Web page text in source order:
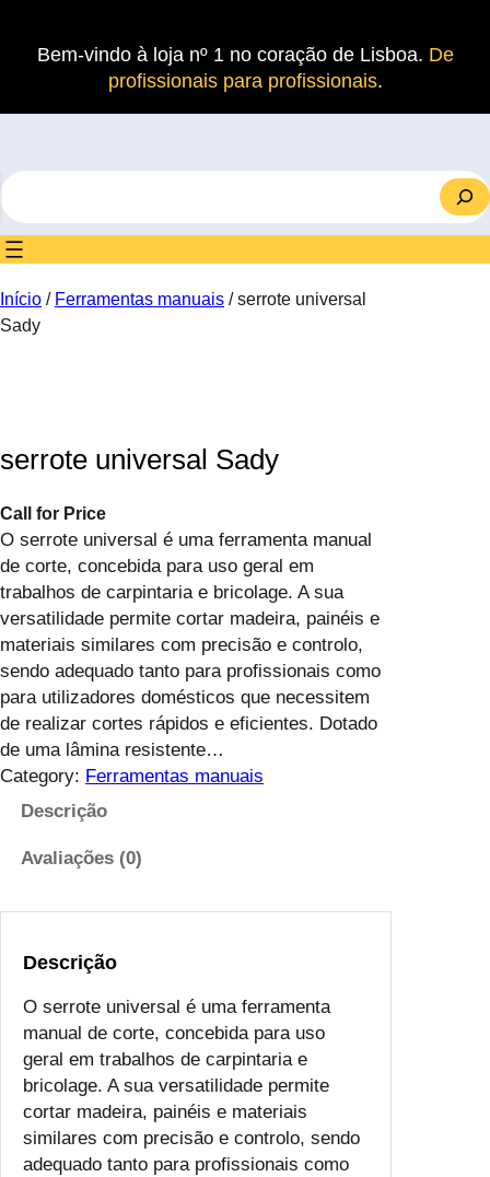
Bem-vindo à loja nº 1 no coração de Lisboa. De
profissionais para profissionais.
S
e
a
r
h
Início / Ferramentas manuais / serrote universal
Sady
serrote universal Sady
Call for Price
O serrote universal é uma ferramenta manual
de corte, concebida para uso geral em
trabalhos de carpintaria e bricolage. A sua
versatilidade permite cortar madeira, painéis e
materiais similares com precisão e controlo,
sendo adequado tanto para profissionais como
para utilizadores domésticos que necessitem
de realizar cortes rápidos e eficientes. Dotado
de uma lâmina resistente…
Category: Ferramentas manuais
Descrição
Avaliações (0)
Descrição
O serrote universal é uma ferramenta
manual de corte, concebida para uso
geral em trabalhos de carpintaria e
bricolage. A sua versatilidade permite
cortar madeira, painéis e materiais
similares com precisão e controlo, sendo
adequado tanto para profissionais como